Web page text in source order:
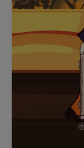
SIE,
UM